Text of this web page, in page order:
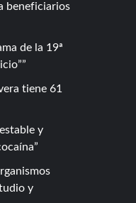
beneficiarios
de la 19ª
tiene 61
y
y